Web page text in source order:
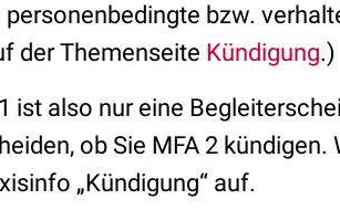
bzw.
der Themenseite Kündigung.)
ist also nur eine
ob Sie MFA 2 kündigen.
„Kündigung“ auf.